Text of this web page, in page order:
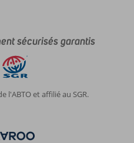
sécurisés garantis
l'ABTO et affilié au SGR.